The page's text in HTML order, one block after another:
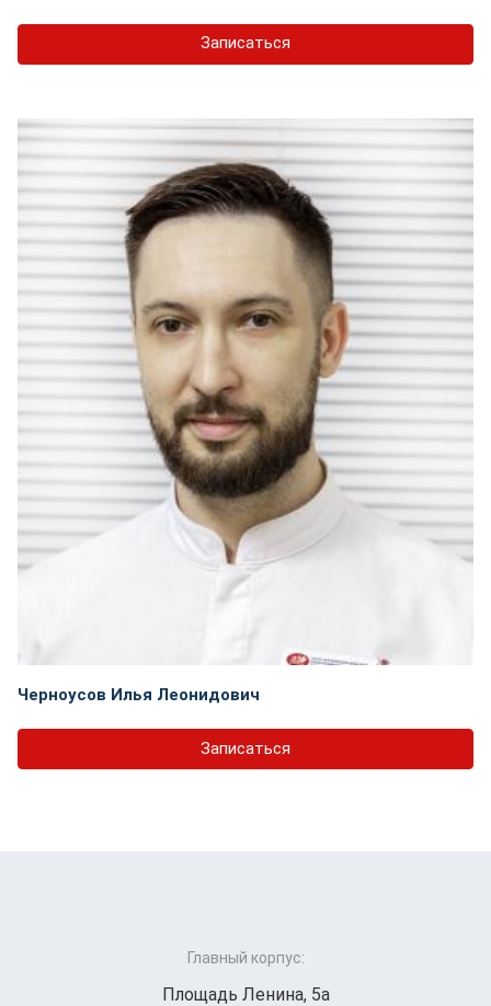
Записаться
Черноусов Илья Леонидович
Записаться
Главный корпус:
Площадь Ленина, 5а